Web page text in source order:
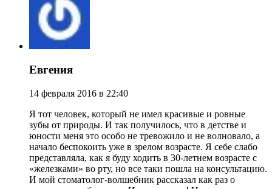
Евгения
14 февраля 2016 в 22:40
Я тот человек, который не имел красивые и ровные
зубы от природы. И так получилось, что в детстве и
юности меня это особо не тревожило и не волновало, а
начало беспокоить уже в зрелом возрасте. Я себе слабо
представляла, как я буду ходить в 30-летнем возрасте с
«железками» во рту, но все таки пошла на консультацию.
И мой стоматолог-волшебник рассказал как раз о